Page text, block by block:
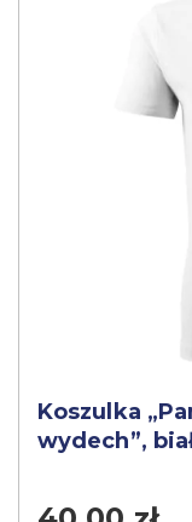
Koszulka
wydech”,